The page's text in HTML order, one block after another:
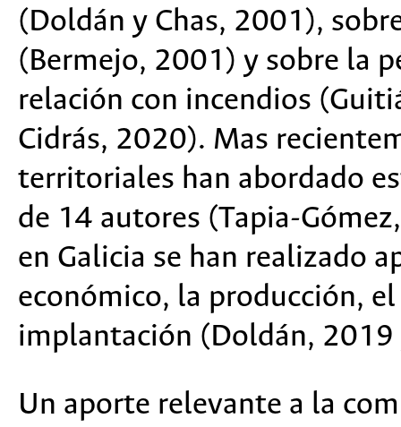
(Doldán y Chas, 2001),
(Bermejo, 2001) y sobre la
relación con incendios
Cidrás, 2020). Mas
territoriales han abordado
de 14 autores (Tapia-
en Galicia se han realizado
económico, la producción,
implantación (Doldán, 2019
Un aporte relevante a la